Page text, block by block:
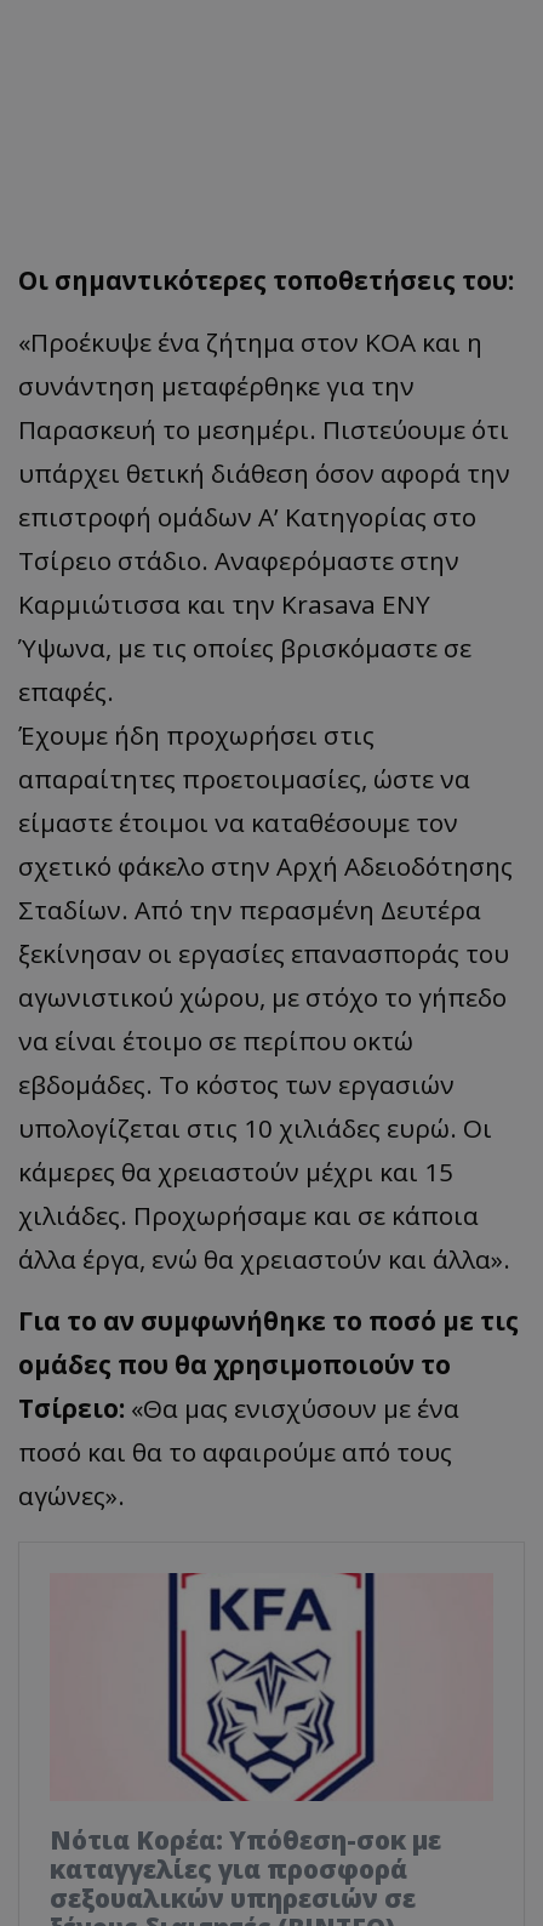
Οι σημαντικότερες τοποθετήσεις του:
«Προέκυψε ένα ζήτημα στον ΚΟΑ και η
συνάντηση μεταφέρθηκε για την
Παρασκευή το μεσημέρι. Πιστεύουμε ότι
υπάρχει θετική διάθεση όσον αφορά την
επιστροφή ομάδων Α’ Κατηγορίας στο
Τσίρειο στάδιο. Αναφερόμαστε στην
Καρμιώτισσα και την Krasava ΕΝΥ
Ύψωνα, με τις οποίες βρισκόμαστε σε
επαφές.
Έχουμε ήδη προχωρήσει στις
απαραίτητες προετοιμασίες, ώστε να
είμαστε έτοιμοι να καταθέσουμε τον
σχετικό φάκελο στην Αρχή Αδειοδότησης
Σταδίων. Από την περασμένη Δευτέρα
ξεκίνησαν οι εργασίες επανασποράς του
αγωνιστικού χώρου, με στόχο το γήπεδο
να είναι έτοιμο σε περίπου οκτώ
εβδομάδες. Το κόστος των εργασιών
υπολογίζεται στις 10 χιλιάδες ευρώ. Οι
κάμερες θα χρειαστούν μέχρι και 15
χιλιάδες. Προχωρήσαμε και σε κάποια
άλλα έργα, ενώ θα χρειαστούν και άλλα».
Για το αν συμφωνήθηκε το ποσό με τις
ομάδες που θα χρησιμοποιούν το
Τσίρειο: «Θα μας ενισχύσουν με ένα
ποσό και θα το αφαιρούμε από τους
αγώνες».
Νότια Κορέα: Υπόθεση-σοκ με
καταγγελίες για προσφορά
σεξουαλικών υπηρεσιών σε